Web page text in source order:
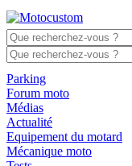
Parking
Forum moto
Médias
Actualité
Equipement du motard
Mécanique moto